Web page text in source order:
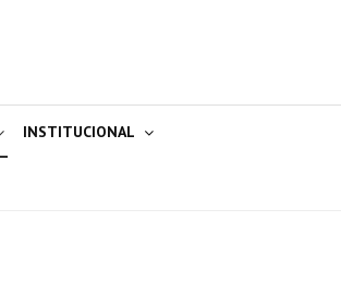
INSTITUCIONAL